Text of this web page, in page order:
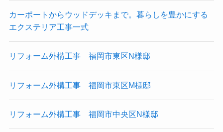
カーポートからウッドデッキまで。暮らしを豊かにする
エクステリア工事一式
リフォーム外構工事 福岡市東区N様邸
リフォーム外構工事 福岡市東区M様邸
リフォーム外構工事 福岡市中央区N様邸